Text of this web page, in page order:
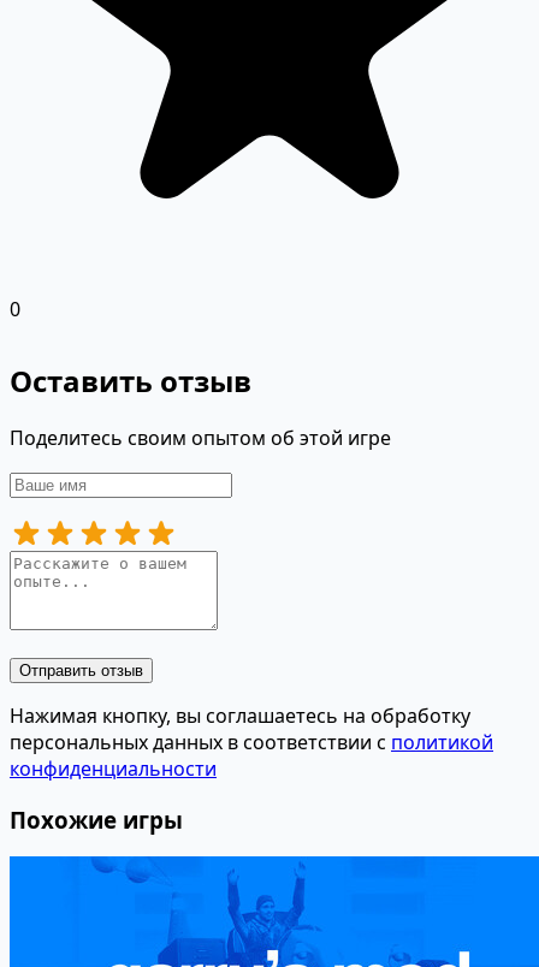
0
Оставить отзыв
Поделитесь своим опытом об этой игре
Отправить отзыв
Нажимая кнопку, вы соглашаетесь на обработку
персональных данных в соответствии с политикой
конфиденциальности
Похожие игры